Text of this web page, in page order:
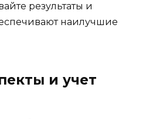
результаты и
наилучшие
и учет